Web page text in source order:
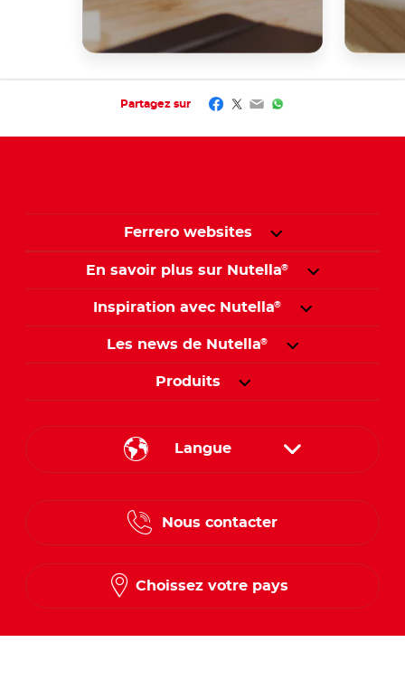
Partagez sur Facebook
Twitter
EmailWhatsApp
Ferrero websites
En savoir plus sur Nutella®
Inspiration avec Nutella®
Les news de Nutella®
Produits
Langue
Nous contacter
Choissez votre pays